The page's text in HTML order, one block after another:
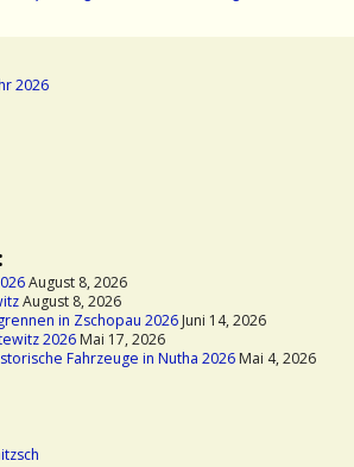
2026
August 8, 2026
August 8, 2026
in Zschopau 2026Juni 14, 2026
2026Mai 17, 2026
Fahrzeuge in Nutha 2026Mai 4, 2026